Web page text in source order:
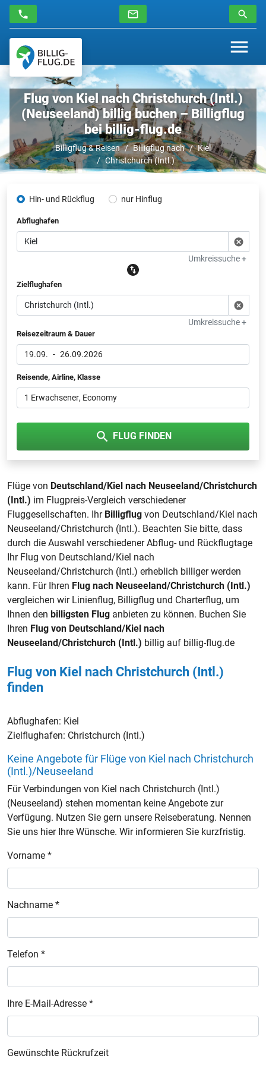
Flug von Kiel nach Christchurch (Intl.)
(Neuseeland) billig buchen – Billigflug
bei billig-flug.de
Billigflug & Reisen Billigflug nach
Kiel
Christchurch (Intl.)
Hin- und Rückflug nur Hinflug
Abflughafen
Umkreissuche +
Zielflughafen
Umkreissuche +
Reisezeitraum & Dauer
19.09. - 26.09.2026
Reisende, Airline, Klasse
1 Erwachsener, Economy
FLUG FINDEN
Flüge von Deutschland/Kiel nach Neuseeland/Christchurch
(Intl.) im Flugpreis-Vergleich verschiedener
Fluggesellschaften. Ihr Billigflug von Deutschland/Kiel nach
Neuseeland/Christchurch (Intl.). Beachten Sie bitte, dass
durch die Auswahl verschiedener Abflug- und Rückflugtage
Ihr Flug von Deutschland/Kiel nach
Neuseeland/Christchurch (Intl.) erheblich billiger werden
kann. Für Ihren Flug nach Neuseeland/Christchurch (Intl.)
vergleichen wir Linienflug, Billigflug und Charterflug, um
Ihnen den billigsten Flug anbieten zu können. Buchen Sie
Ihren Flug von Deutschland/Kiel nach
Neuseeland/Christchurch (Intl.) billig auf billig-flug.de
Flug von Kiel nach Christchurch (Intl.)
finden
Abflughafen: Kiel
Zielflughafen: Christchurch (Intl.)
Keine Angebote für Flüge von Kiel nach Christchurch
(Intl.)/Neuseeland
Für Verbindungen von Kiel nach Christchurch (Intl.)
(Neuseeland) stehen momentan keine Angebote zur
Verfügung. Nutzen Sie gern unsere Reiseberatung. Nennen
Sie uns hier Ihre Wünsche. Wir informieren Sie kurzfristig.
Vorname *
Nachname *
Telefon *
Ihre E-Mail-Adresse *
Gewünschte Rückrufzeit